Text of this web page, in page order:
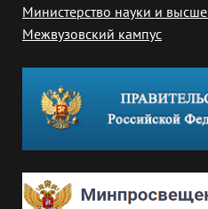
Министерство науки и
Межвузовский кампус